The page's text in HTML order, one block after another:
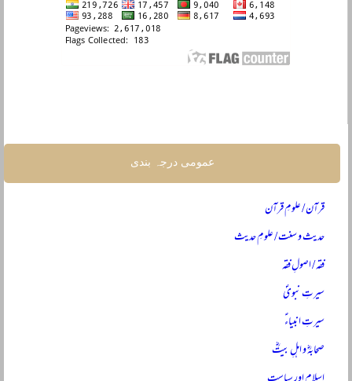
عمومی درجہ بندی
قرآن / علومِ قرآن
حدیث و سنت / علومِ حدیث
فقہ / اصولِ فقہ
سیرتِ نبویؐ
سیرتِ انبیاءؑ
صحابہؓ و اہلِ بیتؓ